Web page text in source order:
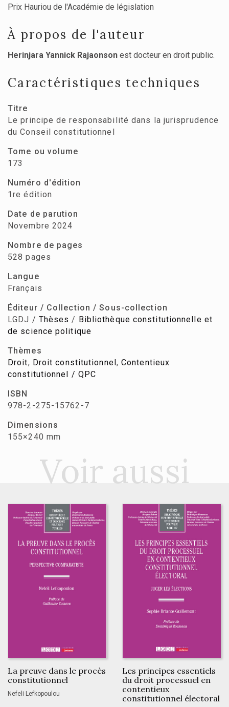
Prix Hauriou de l'Académie de législation
À propos de l'auteur
Herinjara Yannick Rajaonson est docteur en droit public.
Caractéristiques techniques
Titre
Le principe de responsabilité dans la jurisprudence
du Conseil constitutionnel
Tome ou volume
173
Numéro d'édition
1re édition
Date de parution
Novembre 2024
Nombre de pages
528 pages
Langue
Français
Éditeur / Collection / Sous-collection
LGDJ / Thèses / Bibliothèque constitutionnelle et
de science politique
Thèmes
Droit, Droit constitutionnel,Contentieux
constitutionnel / QPC
ISBN
978-2-275-15762-7
Dimensions
155×240 mm
Voir aussi
La preuve dans le procès
constitutionnel
Nefeli Lefkopoulou
Les principes essentiels
du droit processuel en
contentieux
constitutionnel électoral